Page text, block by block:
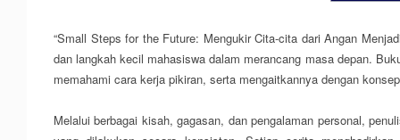
“Small Steps for the Future: Mengukir Cita-cita dari Angan
dan langkah kecil mahasiswa dalam merancang masa depan.
memahami cara kerja pikiran, serta mengaitkannya dengan
Melalui berbagai kisah, gagasan, dan pengalaman personal,